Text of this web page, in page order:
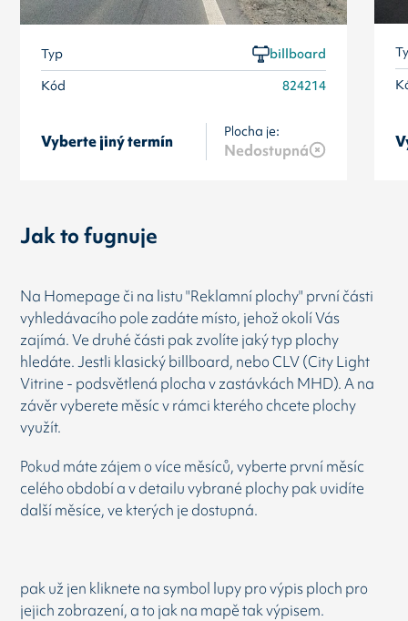
Typ
billboard
Kód
824214
Vyberte jiný termín
Plocha je:
Nedostupná
Jak to fugnuje
Na Homepage či na listu "Reklamní plochy" první části
vyhledávacího pole zadáte místo, jehož okolí Vás
zajímá. Ve druhé části pak zvolíte jaký typ plochy
hledáte. Jestli klasický billboard, nebo CLV (City Light
Vitrine - podsvětlená plocha v zastávkách MHD). A na
závěr vyberete měsíc v rámci kterého chcete plochy
využít.
Pokud máte zájem o více měsíců, vyberte první měsíc
celého období a v detailu vybrané plochy pak uvidíte
další měsíce, ve kterých je dostupná.
pak už jen kliknete na symbol lupy pro výpis ploch pro
jejich zobrazení, a to jak na mapě tak výpisem.